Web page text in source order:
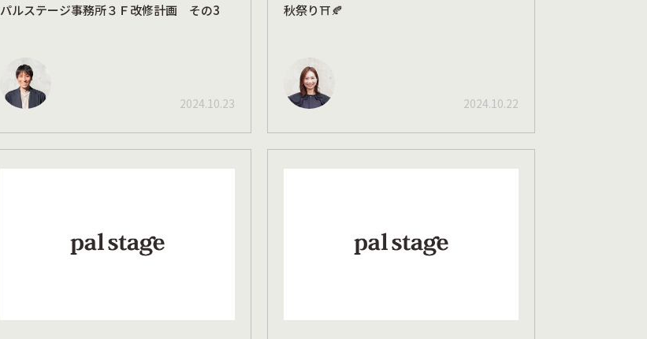
パルステージ事務所３Ｆ改修計画 その3
2024.10.23
秋祭り⛩🍂
2024.10.22